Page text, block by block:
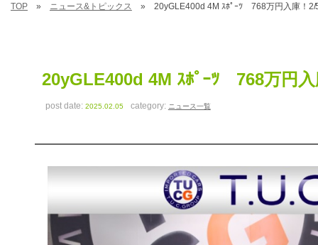
TOP ニュース&トピックス 20yGLE400d 4M ｽﾎﾟｰﾂ 768万円入庫！2/
20yGLE400d 4M ｽﾎﾟｰﾂ 768万円入
post date:2025.02.05 category: ニュース一覧